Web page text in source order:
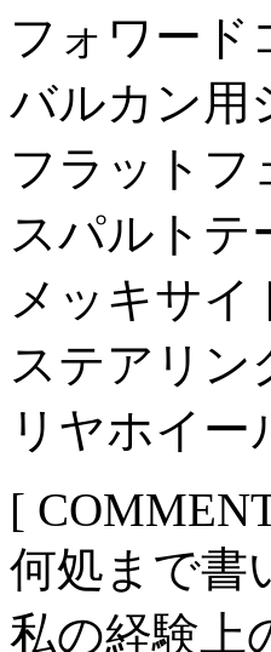
フォワード
バルカン用
フラットフ
スパルトテ
メッキサイ
ステアリン
リヤホイー
[
何処まで書
私の経験上